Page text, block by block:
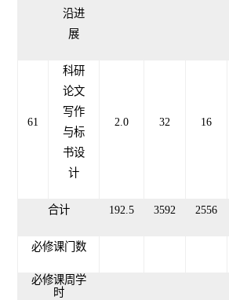
沿进
展
61
科研
论文
写作
与标
书设
计
2.0 32 16
合计 192.5 3592 2556
必修课门数
必修课周学
时